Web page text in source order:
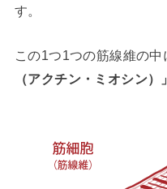
す。
この1つ1つの筋線維の中
（アクチン・ミオシン）」